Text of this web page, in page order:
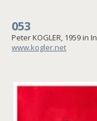
053
Peter KOGLER, 1959
www.kogler.net